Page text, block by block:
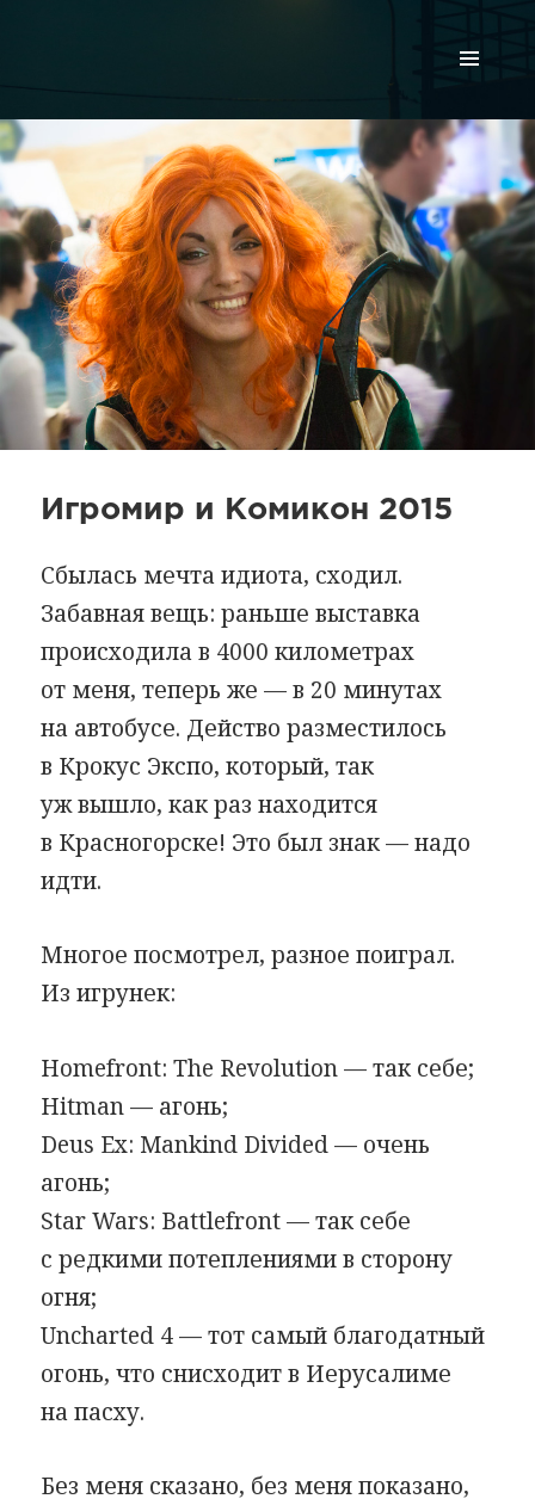
ВИДЖЕТЫ
Игромир и Комикон 2015
Сбылась мечта идиота, сходил.
Забавная вещь: раньше выставка
происходила в 4000 километрах
от меня, теперь же — в 20 минутах
на автобусе. Действо разместилось
в Крокус Экспо, который, так
уж вышло, как раз находится
в Красногорске! Это был знак — надо
идти.
Многое посмотрел, разное поиграл.
Из игрунек:
Homefront: The Revolution — так себе;
Hitman — агонь;
Deus Ex: Mankind Divided — очень
агонь;
Star Wars: Battlefront — так себе
с редкими потеплениями в сторону
огня;
Uncharted 4 — тот самый благодатный
огонь, что снисходит в Иерусалиме
на пасху.
Без меня сказано, без меня показано,